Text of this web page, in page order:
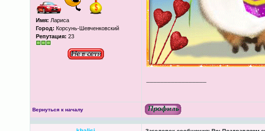
Имя: Лариса
Город: Корсунь-Шевченковский
Репутация: 23
Вернуться к началу